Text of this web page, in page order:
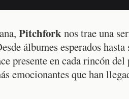
Pitchforknos trae una
álbumes esperados
presente en cada rincón
emocionantes que han